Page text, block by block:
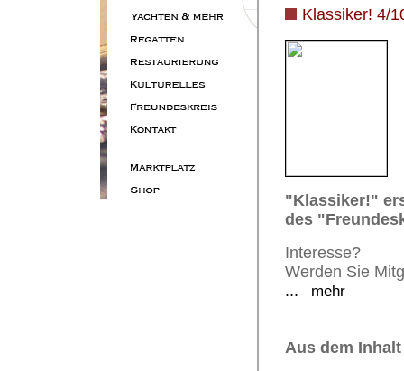
Klassiker! 4/
"Klassiker!"
des
Interesse?
Werden Sie
...
mehr
Aus dem Inhalt